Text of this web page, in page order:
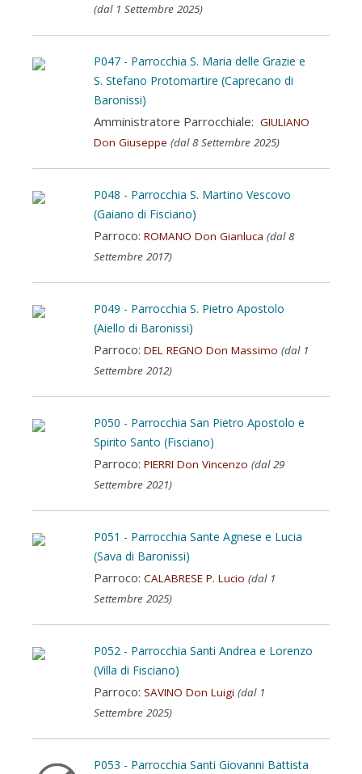
(dal 1 Settembre 2025)
P047 - Parrocchia S. Maria delle Grazie e
S. Stefano Protomartire (Caprecano di
Baronissi)
Amministratore Parrocchiale: GIULIANO
Don Giuseppe (dal 8 Settembre 2025)
P048 - Parrocchia S. Martino Vescovo
(Gaiano di Fisciano)
Parroco:ROMANO Don Gianluca (dal 8
Settembre 2017)
P049 - Parrocchia S. Pietro Apostolo
(Aiello di Baronissi)
Parroco:DEL REGNO Don Massimo (dal 1
Settembre 2012)
P050 - Parrocchia San Pietro Apostolo e
Spirito Santo (Fisciano)
Parroco:PIERRI Don Vincenzo (dal 29
Settembre 2021)
P051 - Parrocchia Sante Agnese e Lucia
(Sava di Baronissi)
Parroco:CALABRESE P. Lucio (dal 1
Settembre 2025)
P052 - Parrocchia Santi Andrea e Lorenzo
(Villa di Fisciano)
Parroco:SAVINO Don Luigi (dal 1
Settembre 2025)
P053 - Parrocchia Santi Giovanni Battista